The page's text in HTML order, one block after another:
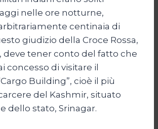
nelle ore notturne,
centinaia di
giudizio della Croce Rossa,
deve tener conto del fatto che
concesso di visitare il
Building”, cioè il più
del Kashmir, situato
dello stato, Srinagar.